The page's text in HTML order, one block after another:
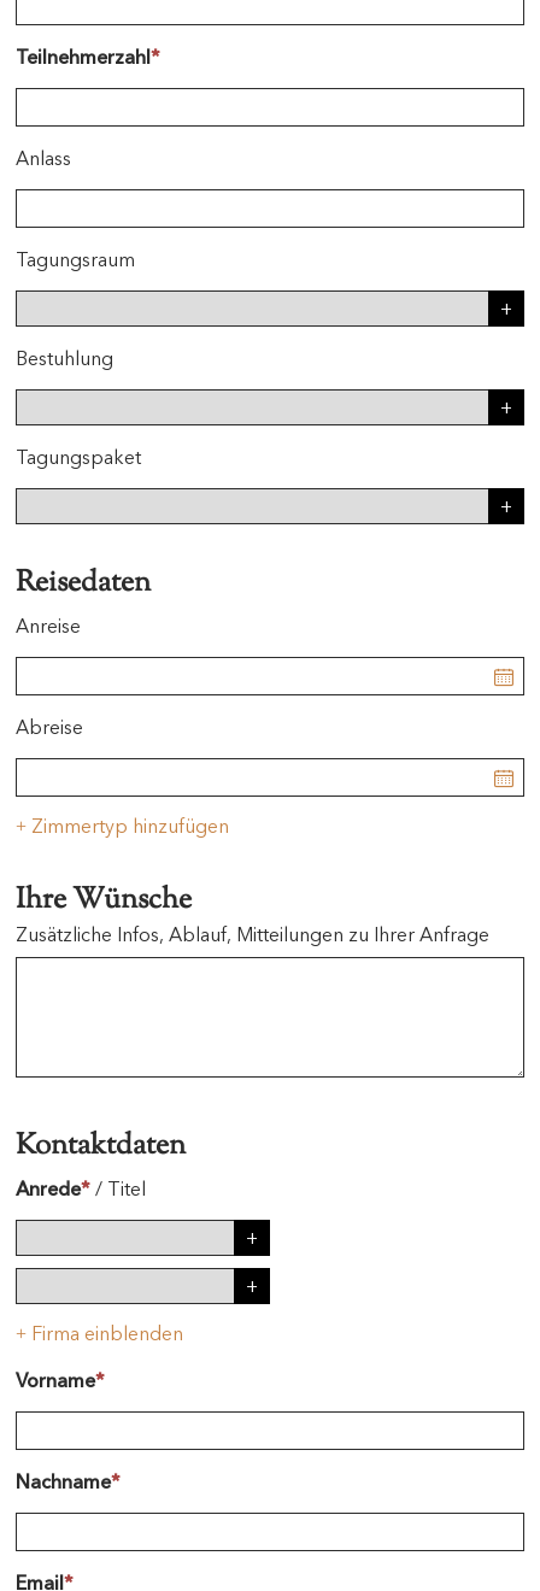
Teilnehmerzahl*
Anlass
Tagungsraum
Bestuhlung
Tagungspaket
Reisedaten
Anreise
Abreise
+ Zimmertyp hinzufügen
Ihre Wünsche
Zusätzliche Infos, Ablauf, Mitteilungen zu Ihrer Anfrage
Kontaktdaten
Anrede* / Titel
+ Firma einblenden
Vorname*
Nachname*
Email*